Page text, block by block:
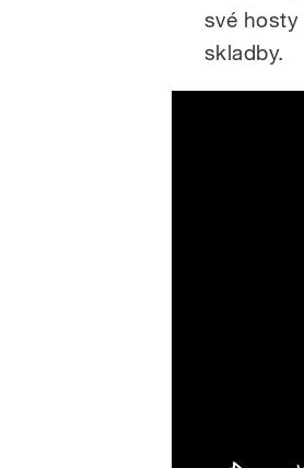
své hosty
skladby.